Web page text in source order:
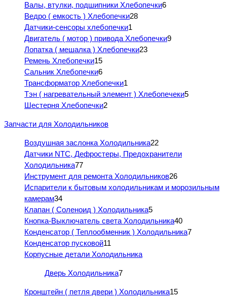
Валы, втулки, подшипники Хлебопечки6
Ведро ( емкость ) Хлебопечки28
Датчики-сенсоры хлебопечки1
Двигатель ( мотор ) привода Хлебопечки9
Лопатка ( мешалка ) Хлебопечки23
Ремень Хлебопечки15
Сальник Хлебопечки6
Трансформатор Хлебопечки1
Тэн ( нагревательный элемент ) Хлебопечеки5
Шестерня Хлебопечки2
Запчасти для Холодильников
Воздушная заслонка Холодильника22
Датчики NTC, Дефростеры, Предохранители
Холодильника77
Инструмент для ремонта Холодильников26
Испарители к бытовым холодильникам и морозильным
камерам34
Клапан ( Соленоид ) Холодильника5
Кнопка-Выключатель света Холодильника40
Конденсатор ( Теплообменник ) Холодильника7
Конденсатор пусковой11
Корпусные детали Холодильника
Дверь Холодильника7
Кронштейн ( петля двери ) Холодильника15